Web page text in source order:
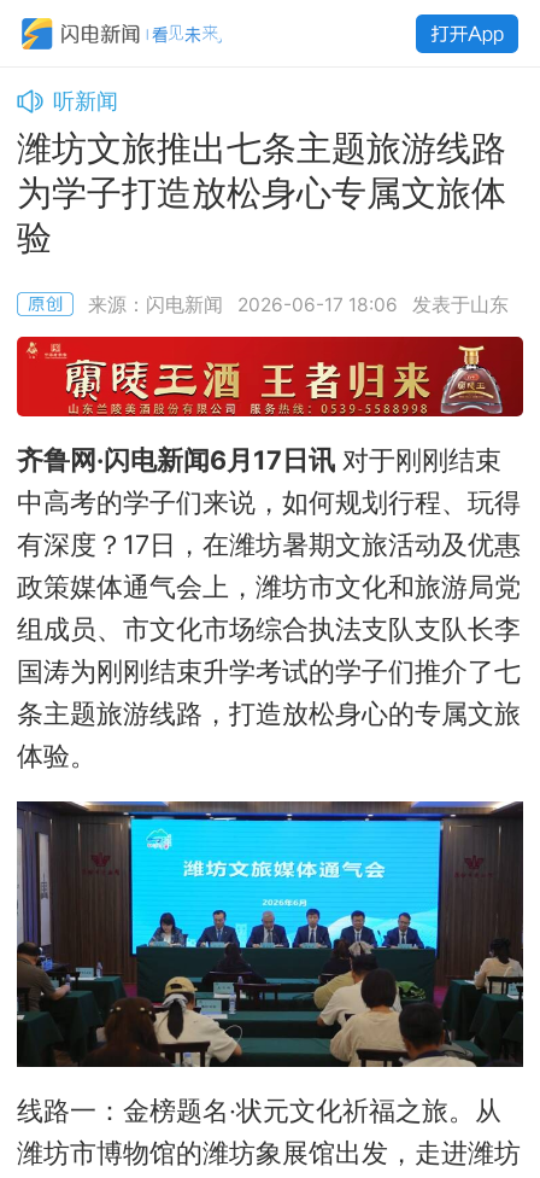
听新闻
潍坊文旅推出七条主题旅游线路
为学子打造放松身心专属文旅体
验
来源：闪电新闻 2026-06-17 18:06 发表于山东
齐鲁网·闪电新闻6月17日讯 对于刚刚结束
中高考的学子们来说，如何规划行程、玩得
有深度？17日，在潍坊暑期文旅活动及优惠
政策媒体通气会上，潍坊市文化和旅游局党
组成员、市文化市场综合执法支队支队长李
国涛为刚刚结束升学考试的学子们推介了七
条主题旅游线路，打造放松身心的专属文旅
体验。
线路一：金榜题名·状元文化祈福之旅。从
潍坊市博物馆的潍坊象展馆出发，走进潍坊